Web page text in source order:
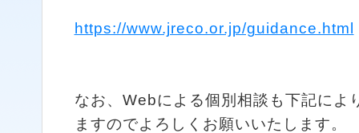
https://www.jreco.or.jp/guidance.html
なお、Webによる個別相談も下記によ
ますのでよろしくお願いいたします。